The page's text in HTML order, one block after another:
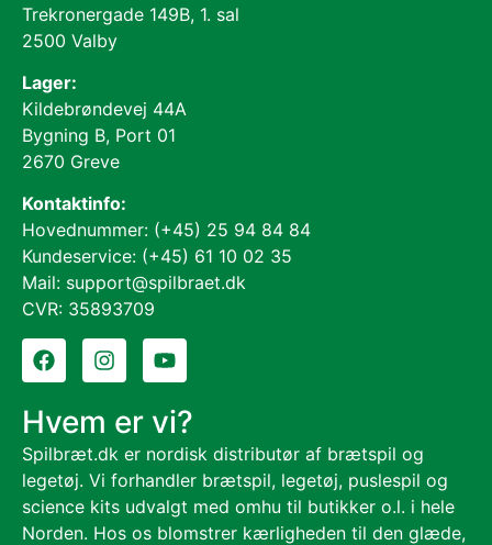
Trekronergade 149B, 1. sal
2500 Valby
Lager:
Kildebrøndevej 44A
Bygning B, Port 01
2670 Greve
Kontaktinfo:
Hovednummer: (+45) 25 94 84 84
Kundeservice: (+45) 61 10 02 35
Mail: support@spilbraet.dk
CVR: 35893709
Hvem er vi?
Spilbræt.dk er nordisk distributør af brætspil og
legetøj. Vi forhandler brætspil, legetøj, puslespil og
science kits udvalgt med omhu til butikker o.l. i hele
Norden. Hos os blomstrer kærligheden til den glæde,